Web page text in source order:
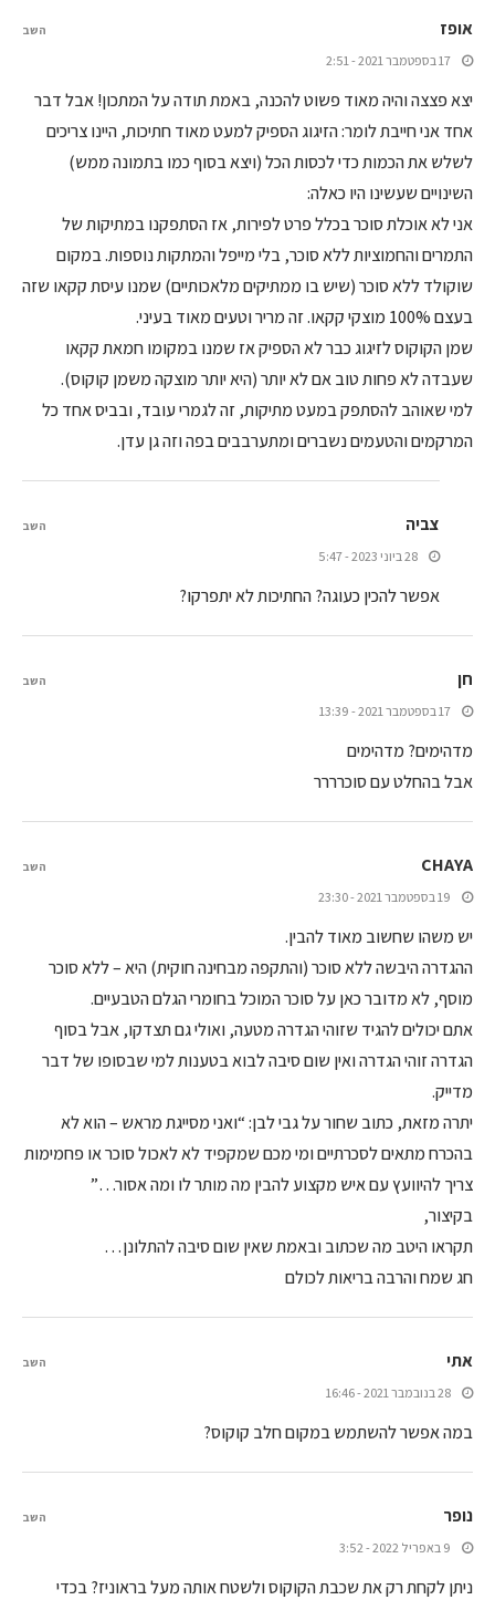
אופז
17 בספטמבר 2021 - 2:51
יצא פצצה והיה מאוד פשוט להכנה, באמת תודה על המתכון! אבל דבר
אחד אני חייבת לומר: הזיגוג הספיק למעט מאוד חתיכות, היינו צריכים
לשלש את הכמות כדי לכסות הכל (ויצא בסוף כמו בתמונה ממש)
השינויים שעשינו היו כאלה:
אני לא אוכלת סוכר בכלל פרט לפירות, אז הסתפקנו במתיקות של
התמרים והחמוציות ללא סוכר, בלי מייפל והמתקות נוספות. במקום
שוקולד ללא סוכר (שיש בו ממתיקים מלאכותיים) שמנו עיסת קקאו שזה
בעצם 100% מוצקי קקאו. זה מריר וטעים מאוד בעיני.
שמן הקוקוס לזיגוג כבר לא הספיק אז שמנו במקומו חמאת קקאו
שעבדה לא פחות טוב אם לא יותר (היא יותר מוצקה משמן קוקוס).
למי שאוהב להסתפק במעט מתיקות, זה לגמרי עובד, ובביס אחד כל
המרקמים והטעמים נשברים ומתערבבים בפה וזה גן עדן.
השב
צביה
28 ביוני 2023 - 5:47
אפשר להכין כעוגה? החתיכות לא יתפרקו?
השב
חן
17 בספטמבר 2021 - 13:39
מדהימים? מדהימים
אבל בהחלט עם סוכרררר
השב
CHAYA
19 בספטמבר 2021 - 23:30
יש משהו שחשוב מאוד להבין.
ההגדרה היבשה ללא סוכר (והתקפה מבחינה חוקית) היא – ללא סוכר
מוסף, לא מדובר כאן על סוכר המוכל בחומרי הגלם הטבעיים.
אתם יכולים להגיד שזוהי הגדרה מטעה, ואולי גם תצדקו, אבל בסוף
הגדרה זוהי הגדרה ואין שום סיבה לבוא בטענות למי שבסופו של דבר
מדייק.
יתרה מזאת, כתוב שחור על גבי לבן: “ואני מסייגת מראש – הוא לא
בהכרח מתאים לסכרתיים ומי מכם שמקפיד לא לאכול סוכר או פחמימות
צריך להיוועץ עם איש מקצוע להבין מה מותר לו ומה אסור…”
בקיצור,
תקראו היטב מה שכתוב ובאמת שאין שום סיבה להתלונן…
חג שמח והרבה בריאות לכולם
השב
אתי
28 בנובמבר 2021 - 16:46
במה אפשר להשתמש במקום חלב קוקוס?
השב
נופר
9 באפריל 2022 - 3:52
ניתן לקחת רק את שכבת הקוקוס ולשטח אותה מעל בראוניז? בכדי
השב